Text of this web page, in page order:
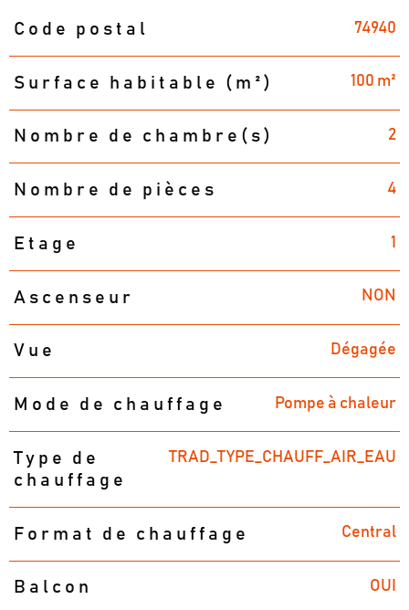
Caractéristiques Valeurs
Code postal 74940
Surface habitable (m²) 100 m²
Nombre de chambre(s) 2
Nombre de pièces 4
Etage 1
Ascenseur NON
Vue Dégagée
Mode de chauffage Pompe à chaleur
Type de
chauffage
TRAD_TYPE_CHAUFF_AIR_EAU
Format de chauffage Central
Balcon OUI